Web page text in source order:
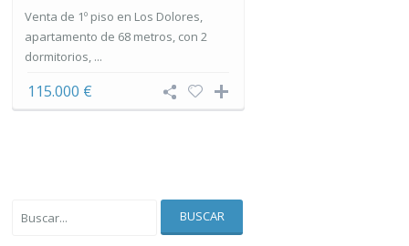
Venta de 1º piso en Los Dolores,
apartamento de 68 metros, con 2
dormitorios, ...
115.000 €
BUSCAR